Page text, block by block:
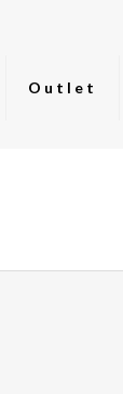
Outlet